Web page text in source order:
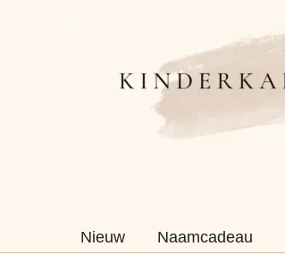
Nieuw Naamcadeau